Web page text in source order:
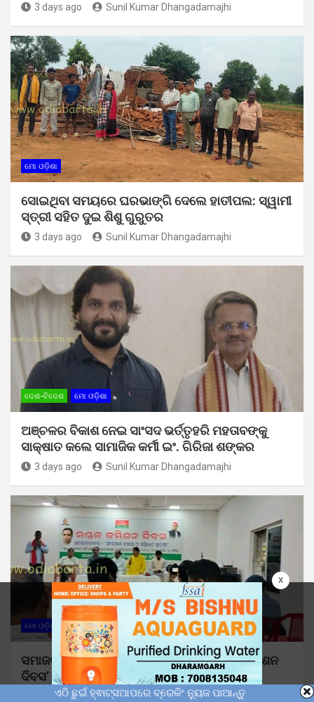
x
3 days ago Sunil Kumar Dhangadamajhi
ମୋ ଓଡ଼ିଶା
ସୋଇଥିବା ସମୟରେ ଘରଭାଙ୍ଗି ଦେଲେ ହାତୀପଲ: ସ୍ୱାମୀ
ସ୍ତ୍ରୀ ସହିତ ଦୁଇ ଶିଶୁ ଗୁରୁତର
3 days ago Sunil Kumar Dhangadamajhi
ଦେଶ-ବିଦେଶ ମୋ ଓଡ଼ିଶା
ଅଞ୍ଚଳର ବିକାଶ ନେଇ ସାଂସଦ ଭର୍ତ୍ତୃହରି ମହତାବଙ୍କୁ
ସାକ୍ଷାତ କଲେ ସାମାଜିକ କର୍ମୀ ଇଂ. ଗିରିଜା ଶଙ୍କର
3 days ago Sunil Kumar Dhangadamajhi
ମୋ ଓଡ଼ିଶା
ସମାଜବାଦୀ ପାର୍ଟି ପକ୍ଷରୁ ପାଳିତ ହେଲା ‘ମଣ୍ଡଳ କମିଶନ
ଦିବସ’
3 days ago Sunil Kumar Dhangadamajhi
ଏଠି ଛୁଇଁ ହ୍ଵାଟ୍ସଆପରେ ବ୍ରେକିଂ ନ୍ୟୁଜ ପାଆନ୍ତୁ